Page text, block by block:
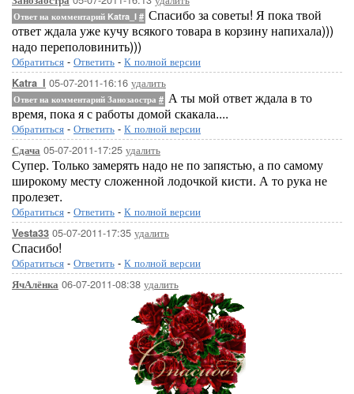
Ответ на комментарий Katra_I # Спасибо за советы! Я пока твой
ответ ждала уже кучу всякого товара в корзину напихала)))
надо переполовинить)))
Обратиться - Ответить - К полной версии
Katra_I 05-07-2011-16:16 удалить
Ответ на комментарий Занозаостра # А ты мой ответ ждала в то
время, пока я с работы домой скакала....
Обратиться - Ответить - К полной версии
Сдача 05-07-2011-17:25 удалить
Супер. Только замерять надо не по запястью, а по самому
широкому месту сложенной лодочкой кисти. А то рука не
пролезет.
Обратиться - Ответить - К полной версии
Vesta33 05-07-2011-17:35 удалить
Спасибо!
Обратиться - Ответить - К полной версии
ЯчАлёнка 06-07-2011-08:38 удалить